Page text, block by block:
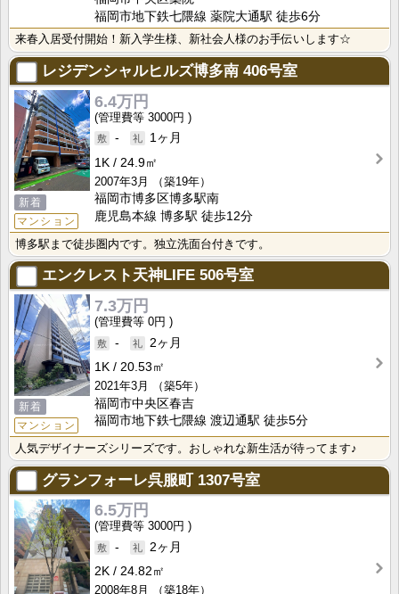
福岡市地下鉄七隈線 薬院大通駅 徒歩6分
来春入居受付開始！新入学生様、新社会人様のお手伝いします☆
レジデンシャルヒルズ博多南 406号室
新着
マンション
6.4万円
3000円
-
1ヶ月
1K
24.9㎡
2007年3月
（築19年）
福岡市博多区博多駅南
鹿児島本線 博多駅 徒歩12分
博多駅まで徒歩圏内です。独立洗面台付きです。
エンクレスト天神LIFE 506号室
新着
マンション
7.3万円
0円
-
2ヶ月
1K
20.53㎡
2021年3月
（築5年）
福岡市中央区春吉
福岡市地下鉄七隈線 渡辺通駅 徒歩5分
人気デザイナーズシリーズです。おしゃれな新生活が待ってます♪
グランフォーレ呉服町1307号室
6.5万円
3000円
-
2ヶ月
2K
24.82㎡
2008年8月
（築18年）